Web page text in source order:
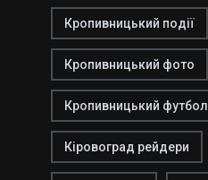
Кропивницький події
Кропивницький фото
Кропивницький футбол
Кіровоград рейдери